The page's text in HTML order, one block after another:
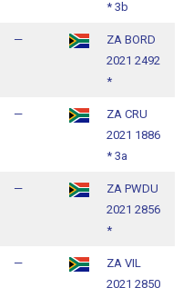
* 3b
—
ZA BORD
2021 2492
*
—
ZA CRU
2021 1886
* 3a
—
ZA PWDU
2021 2856
*
—
ZA VIL
2021 2850